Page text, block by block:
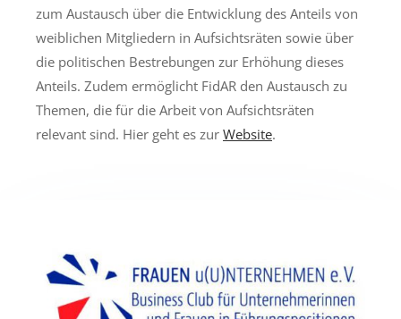
zum Austausch über die Entwicklung des Anteils von
weiblichen Mitgliedern in Aufsichtsräten sowie über
die politischen Bestrebungen zur Erhöhung dieses
Anteils. Zudem ermöglicht FidAR den Austausch zu
Themen, die für die Arbeit von Aufsichtsräten
relevant sind. Hier geht es zur Website.